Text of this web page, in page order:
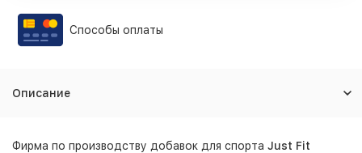
Способы оплаты
Описание
Фирма по производству добавок для спорта Just Fit